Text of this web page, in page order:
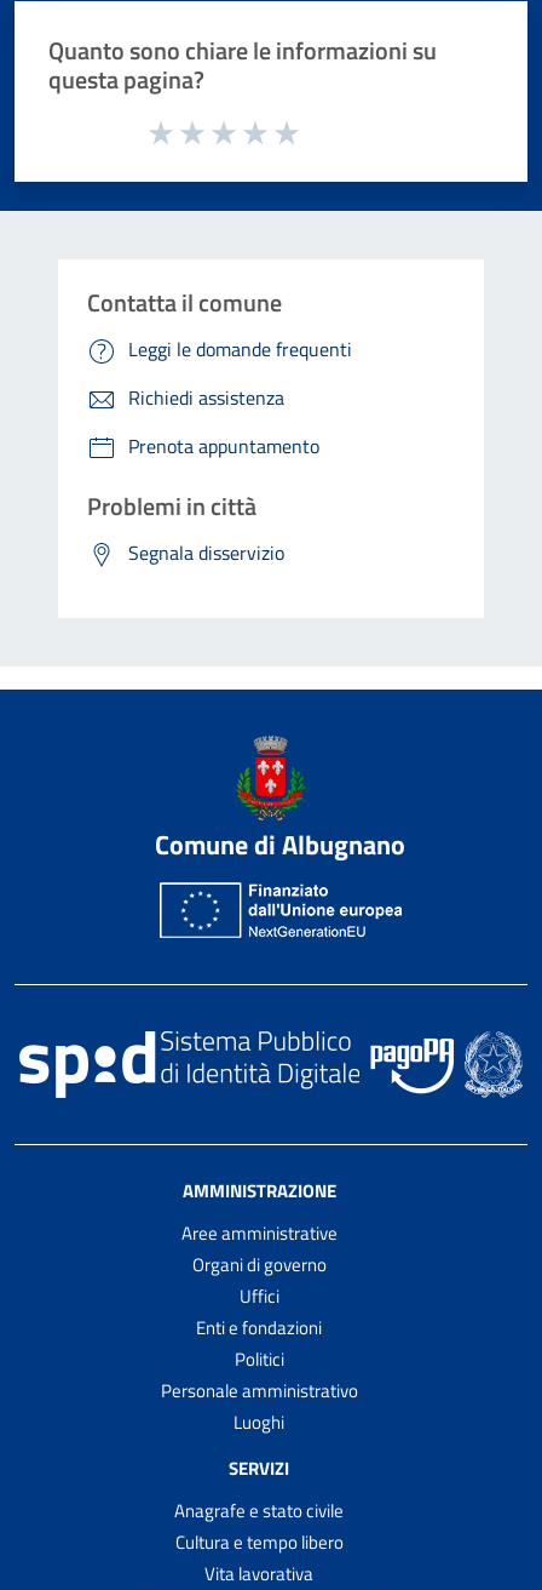
Quanto sono chiare le informazioni su
questa pagina?
Valuta da 1 a 5 stelle la pagina
Contatta il comune
Leggi le domande frequenti
Richiedi assistenza
Prenota appuntamento
Problemi in città
Segnala disservizio
Comune di Albugnano
AMMINISTRAZIONE
Aree amministrative
Organi di governo
Uffici
Enti e fondazioni
Politici
Personale amministrativo
Luoghi
SERVIZI
Anagrafe e stato civile
Cultura e tempo libero
Vita lavorativa